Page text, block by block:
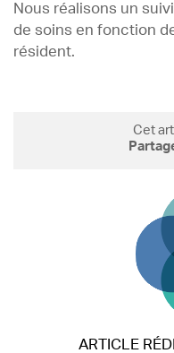
Nous réalisons un
de soins en fonction
résident.
Cet
ARTICLE